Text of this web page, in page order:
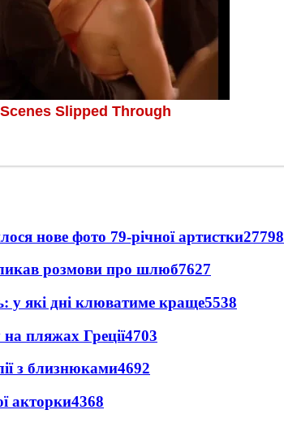
нове фото 79-річної артистки27798
розмови про шлюб7627
у які дні клюватиме краще5538
пляжах Греції4703
з близнюками4692
акторки4368